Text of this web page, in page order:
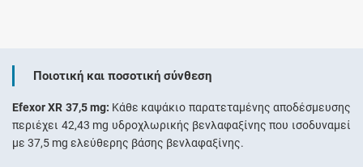
Ποιοτική και ποσοτική σύνθεση
Efexor XR 37,5 mg: Κάθε καψάκιο παρατεταμένης αποδέσμευσης
περιέχει 42,43 mg υδροχλωρικής βενλαφαξίνης που ισοδυναμεί
με 37,5 mg ελεύθερης βάσης βενλαφαξίνης.